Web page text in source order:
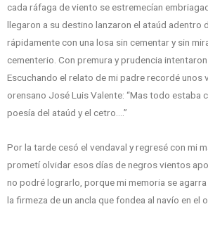
cada ráfaga de viento se estremecían
llegaron a su destino lanzaron el ataúd adentro
rápidamente con una losa sin cementar y sin
cementerio. Con premura y prudencia intentaron
Escuchando el relato de mi padre recordé unos
orensano José Luis Valente: “Mas todo estaba
poesía del ataúd y el cetro….”
Por la tarde cesó el vendaval y regresé con mi
prometí olvidar esos días de negros vientos
no podré lograrlo, porque mi memoria se
la firmeza de un ancla que fondea al navío en el